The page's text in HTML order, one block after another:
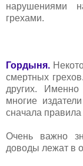
нарушениями
грехами.
Гордыня.
смертных
других.
многие
сначала
Очень важно
доводы лежат в